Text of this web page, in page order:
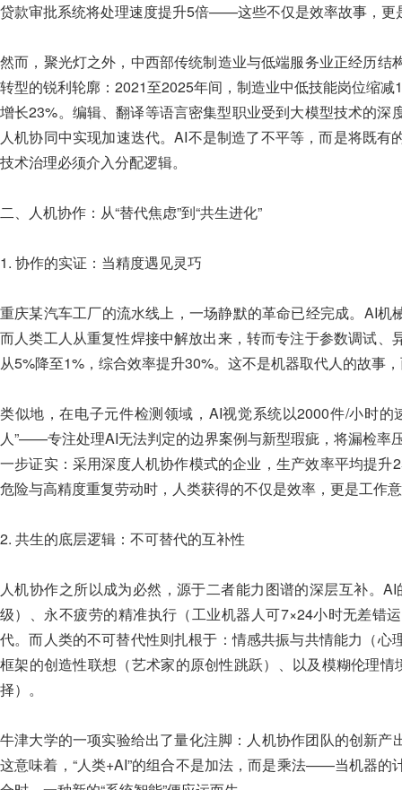
贷款审批系统将处理速度提升5倍——这些不仅是效率故事，更
然而，聚光灯之外，中西部传统制造业与低端服务业正经历
转型的锐利轮廓：2021至2025年间，制造业中低技能岗位缩
增长23%。编辑、翻译等语言密集型职业受到大模型技术的
人机协同中实现加速迭代。AI不是制造了不平等，而是将既
技术治理必须介入分配逻辑。
二、人机协作：从“替代焦虑”到“共生进化”
1. 协作的实证：当精度遇见灵巧
重庆某汽车工厂的流水线上，一场静默的革命已经完成。AI
而人类工人从重复性焊接中解放出来，转而专注于参数调试
从5%降至1%，综合效率提升30%。这不是机器取代人的故事
类似地，在电子元件检测领域，AI视觉系统以2000件/小时
人”——专注处理AI无法判定的边界案例与新型瑕疵，将漏检率
一步证实：采用深度人机协作模式的企业，生产效率平均提
危险与高精度重复劳动时，人类获得的不仅是效率，更是工作
2. 共生的底层逻辑：不可替代的互补性
人机协作之所以成为必然，源于二者能力图谱的深层互补。
级）、永不疲劳的精准执行（工业机器人可7×24小时无差错
代。而人类的不可替代性则扎根于：情感共振与共情能力（
框架的创造性联想（艺术家的原创性跳跃）、以及模糊伦理情
择）。
牛津大学的一项实验给出了量化注脚：人机协作团队的创新
这意味着，“人类+AI”的组合不是加法，而是乘法——当机器的